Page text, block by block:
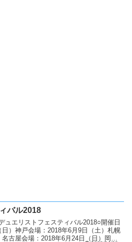
バル2018
ュエリストフェスティバル2018○開催日
）神戸会場：2018年6月9日（土）札幌
古屋会場：2018年6月24日（日）岡山